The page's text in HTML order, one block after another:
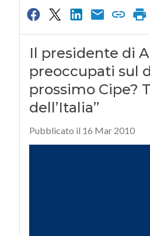
Il presidente di
preoccupati sul
prossimo Cipe?
dell’Italia”
Pubblicato il 16 Mar 2010